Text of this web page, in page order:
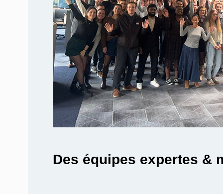
Des équipes expertes &